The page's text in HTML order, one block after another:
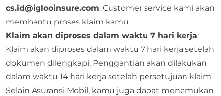
cs.id@iglooinsure.com. Customer service kami akan
membantu proses klaim kamu
Klaim akan diproses dalam waktu 7 hari kerja:
Klaim akan diproses dalam waktu 7 hari kerja setelah
dokumen dilengkapi. Penggantian akan dilakukan
dalam waktu 14 hari kerja setelah persetujuan klaim
Selain Asuransi Mobil, kamu juga dapat menemukan